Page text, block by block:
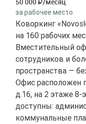
50 000 /месяц
за рабочее место
Коворкинг
на 160 рабочих
Вместительный
сотрудников и
пространства —
Офис расположен
д.16, на 2 этаже 8-
доступны:
коммунальные